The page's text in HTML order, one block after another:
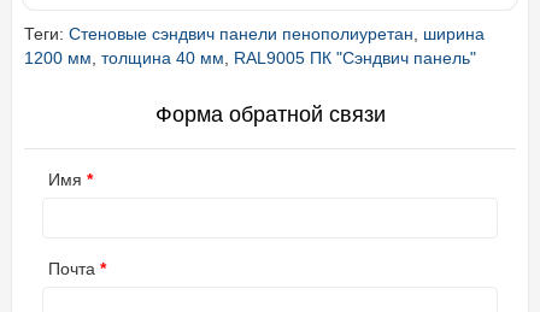
Теги: Стеновые сэндвич панели пенополиуретан, ширина
1200 мм, толщина 40 мм, RAL9005 ПК "Сэндвич панель"
Форма обратной связи
Имя
Почта